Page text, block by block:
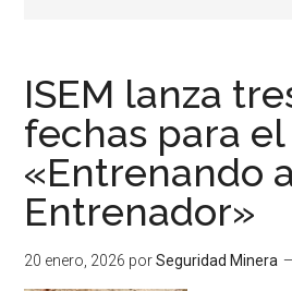
ISEM lanza
fechas para el
«Entrenando
Entrenador»
20 enero, 2026 porSeguridad Minera